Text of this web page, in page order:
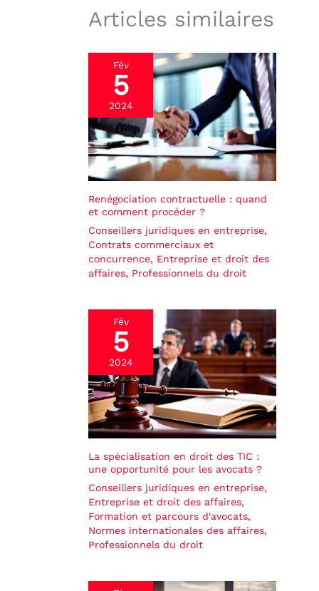
Articles similaires
Fév
5
2024
Renégociation contractuelle : quand
et comment procéder ?
Conseillers juridiques en entreprise,
Contrats commerciaux et
concurrence, Entreprise et droit des
affaires, Professionnels du droit
Fév
5
2024
La spécialisation en droit des TIC :
une opportunité pour les avocats ?
Conseillers juridiques en entreprise,
Entreprise et droit des affaires,
Formation et parcours d'avocats,
Normes internationales des affaires,
Professionnels du droit